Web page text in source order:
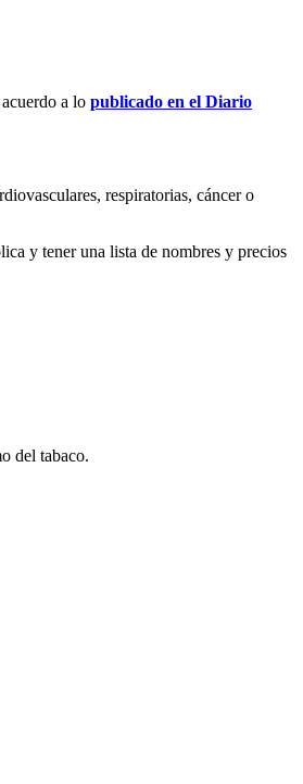
a lo publicado en el Diario
respiratorias, cáncer o
y tener una lista de nombres y precios
del tabaco.